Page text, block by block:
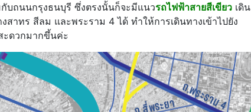
บถนนกรุงธนบุรี ซึ่งตรงนั้นก็จะมีแนวรถไฟฟ้าสายสีเขียว เดิน
สาทร สีลม และพระราม 4 ได้ ทำให้การเดินทางเข้าไปยัง
ะดวกมากขึ้นค่ะ